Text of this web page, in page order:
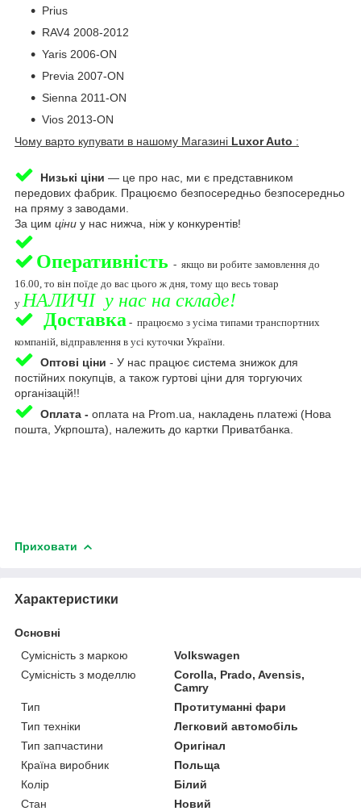
Prius
RAV4 2008-2012
Yaris 2006-ON
Previa 2007-ON
Sienna 2011-ON
Vios 2013-ON
Чому варто купувати в нашому Магазині Luxor Auto :
Низькі ціни — це про нас, ми є представником
передових фабрик. Працюємо безпосередньо безпосередньо
на пряму з заводами.
За цим ціни у нас нижча, ніж у конкурентів!
Оперативність - якщо ви робите замовлення до
16.00, то він поїде до вас цього ж дня, тому що весь товар
у НАЛИЧІ у нас на складе!
Доставка - працюємо з усіма типами транспортних
компаній, відправлення в усі куточки України.
Оптові ціни - У нас працює система знижок для
постійних покупців, а також гуртові ціни для торгуючих
організацій!!
Оплата - оплата на Prom.ua, накладень платежі (Нова
пошта, Укрпошта), належить до картки Приватбанка.
Приховати
Характеристики
Основні
Сумісність з маркою
Volkswagen
Сумісність з моделлю
Corolla, Prado, Avensis,
Camry
Тип
Протитуманні фари
Тип техніки
Легковий автомобіль
Тип запчастини
Оригінал
Країна виробник
Польща
Колір
Білий
Стан
Новий